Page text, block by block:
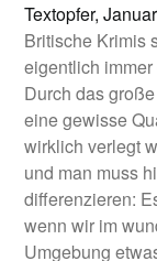
Textopfer,
Britische Krimis
eigentlich
Durch das
eine gewisse
wirklich verlegt
und man muss
differenzieren:
wenn wir im
Umgebung